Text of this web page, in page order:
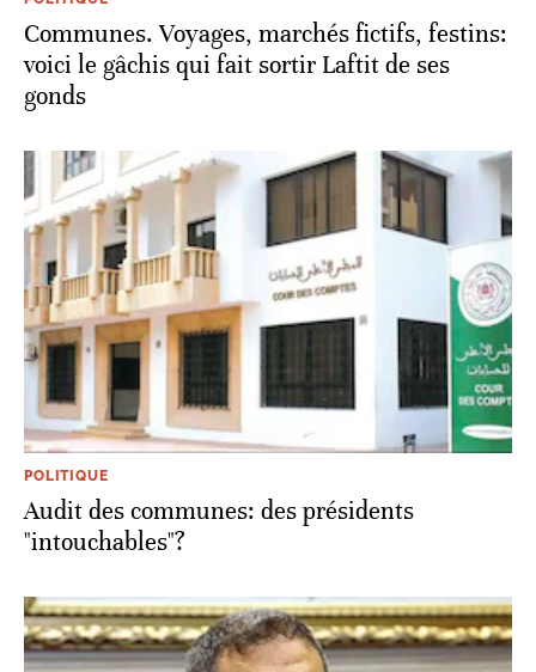
Communes. Voyages, marchés fictifs, festins:
voici le gâchis qui fait sortir Laftit de ses
gonds
POLITIQUE
Audit des communes: des présidents
"intouchables"?